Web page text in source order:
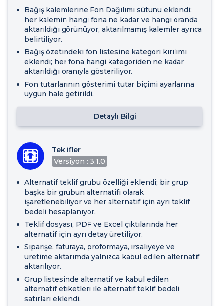
Bağış kalemlerine Fon Dağılımı sütunu eklendi;
her kalemin hangi fona ne kadar ve hangi oranda
aktarıldığı görünüyor, aktarılmamış kalemler ayrıca
belirtiliyor.
Bağış özetindeki fon listesine kategori kırılımı
eklendi; her fona hangi kategoriden ne kadar
aktarıldığı oranıyla gösteriliyor.
Fon tutarlarının gösterimi tutar biçimi ayarlarına
uygun hale getirildi.
Detaylı Bilgi
Teklifler
Versiyon : 3.1.0
Alternatif teklif grubu özelliği eklendi; bir grup
başka bir grubun alternatifi olarak
işaretlenebiliyor ve her alternatif için ayrı teklif
bedeli hesaplanıyor.
Teklif dosyası, PDF ve Excel çıktılarında her
alternatif için ayrı detay üretiliyor.
Siparişe, faturaya, proformaya, irsaliyeye ve
üretime aktarımda yalnızca kabul edilen alternatif
aktarılıyor.
Grup listesinde alternatif ve kabul edilen
alternatif etiketleri ile alternatif teklif bedeli
satırları eklendi.